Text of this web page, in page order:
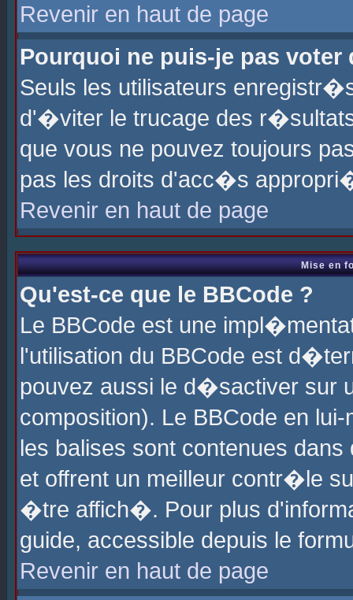
Revenir en haut de page
Pourquoi ne puis-je pas voter
Seuls les utilisateurs
d'�viter le trucage des
que vous ne pouvez toujours
pas les droits d'acc�s
Revenir en haut de page
Mise en
Qu'est-ce que le BBCode ?
Le BBCode est une
l'utilisation du BBCode est
pouvez aussi le d�sactiver sur
composition). Le BBCode en
les balises sont contenues
et offrent un meilleur contr�le
�tre affich�. Pour plus
guide, accessible depuis le
Revenir en haut de page